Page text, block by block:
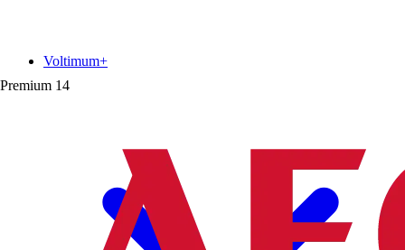
Premium 14
Voltimum+